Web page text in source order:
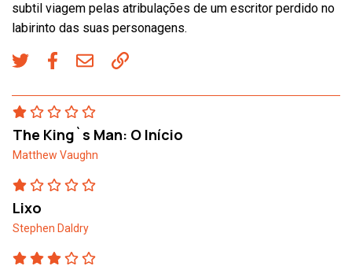
subtil viagem pelas atribulações de um escritor perdido no
labirinto das suas personagens.
The King`s Man: O Início
Matthew Vaughn
Lixo
Stephen Daldry